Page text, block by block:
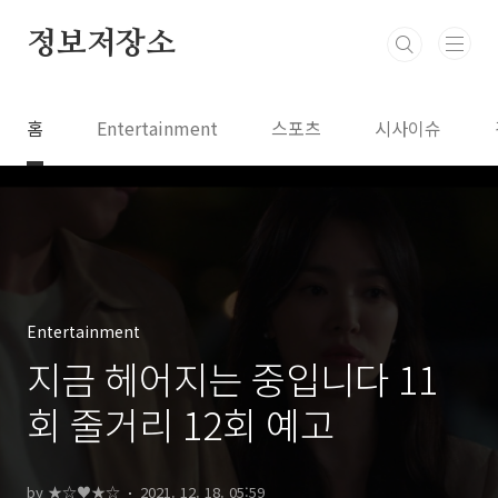
정보저장소
홈 Entertainment 스포츠 시사이슈
Entertainment
지금 헤어지는 중입니다 11
회 줄거리 12회 예고
by ★☆♥★☆ 2021. 12. 18. 05:59